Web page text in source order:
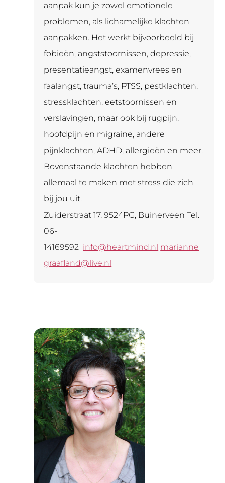
aanpak kun je zowel emotionele
problemen, als lichamelijke klachten
aanpakken. Het werkt bijvoorbeeld bij
fobieën, angststoornissen, depressie,
presentatieangst, examenvrees en
faalangst, trauma’s, PTSS, pestklachten,
stressklachten, eetstoornissen en
verslavingen, maar ook bij rugpijn,
hoofdpijn en migraine, andere
pijnklachten, ADHD, allergieën en meer.
Bovenstaande klachten hebben
allemaal te maken met stress die zich
bij jou uit.
Zuiderstraat 17, 9524PG, BuinerveenTel.
06-
14169592 info@heartmind.nl marianne
graafland@live.nl